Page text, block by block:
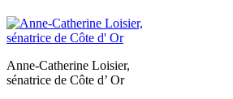
Anne-Catherine Loisier,
sénatrice de Côte d’ Or